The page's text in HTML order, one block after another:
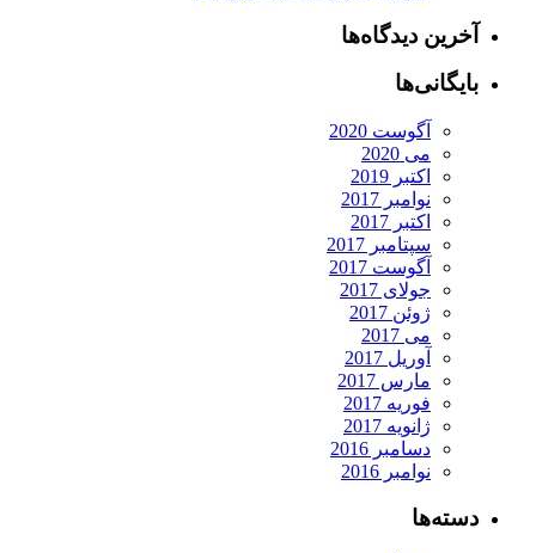
آخرین دیدگاه‌ها
بایگانی‌ها
آگوست 2020
می 2020
اکتبر 2019
نوامبر 2017
اکتبر 2017
سپتامبر 2017
آگوست 2017
جولای 2017
ژوئن 2017
می 2017
آوریل 2017
مارس 2017
فوریه 2017
ژانویه 2017
دسامبر 2016
نوامبر 2016
دسته‌ها